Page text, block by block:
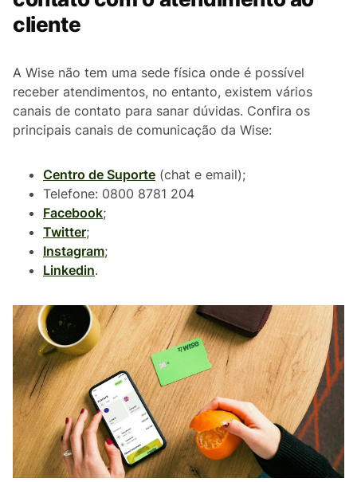
cliente
A Wise não tem uma sede física onde é possível
receber atendimentos, no entanto, existem vários
canais de contato para sanar dúvidas. Confira os
principais canais de comunicação da Wise:
Centro de Suporte (chat e email);
Telefone: 0800 8781 204
Facebook;
Twitter;
Instagram;
Linkedin.